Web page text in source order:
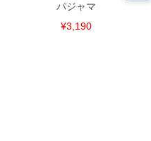
パジャマ
¥3,190